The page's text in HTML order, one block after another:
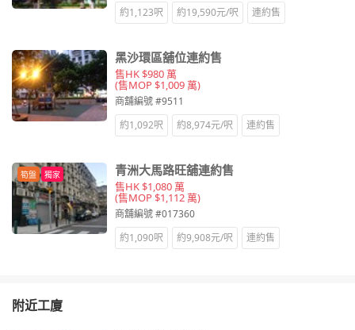
約1,123呎
約19,590元/呎 連約售
黑沙環區舖位連約售
售HK $980 萬
(售MOP $1,009 萬)
商舖編號 #9511
約1,092呎
約8,974元/呎 連約售
筍盤 獨家 青洲大馬路旺舖連約售
售HK $1,080 萬
(售MOP $1,112 萬)
商舖編號 #017360
約1,090呎
約9,908元/呎 連約售
附近工廈